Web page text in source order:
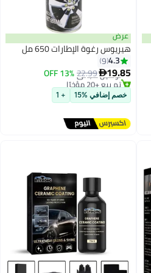
عرض
هيريوس رغوة الإطارات 650 مل
4.3
9
19.85
22.99
13% OFF
#8 في رغوة تنظيف السيارات
أقل سعر في 30 يوم
توصيل مجاني
تم بيع +20 مؤخرًا
#8 في رغوة تنظيف السيارات
خصم إضافي %15 + 1